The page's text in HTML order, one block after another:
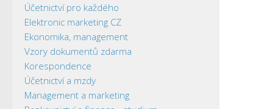
Účetnictví pro každého
Elektronic marketing CZ
Ekonomika, management
Vzory dokumentů zdarma
Korespondence
Účetnictví a mzdy
Management a marketing